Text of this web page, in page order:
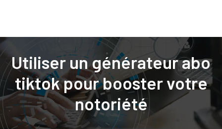
Utiliser un générateur abo
tiktok pour booster votre
notoriété